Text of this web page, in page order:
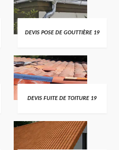
DEVIS POSE DE GOUTTIÈRE 19
DEVIS FUITE DE TOITURE 19